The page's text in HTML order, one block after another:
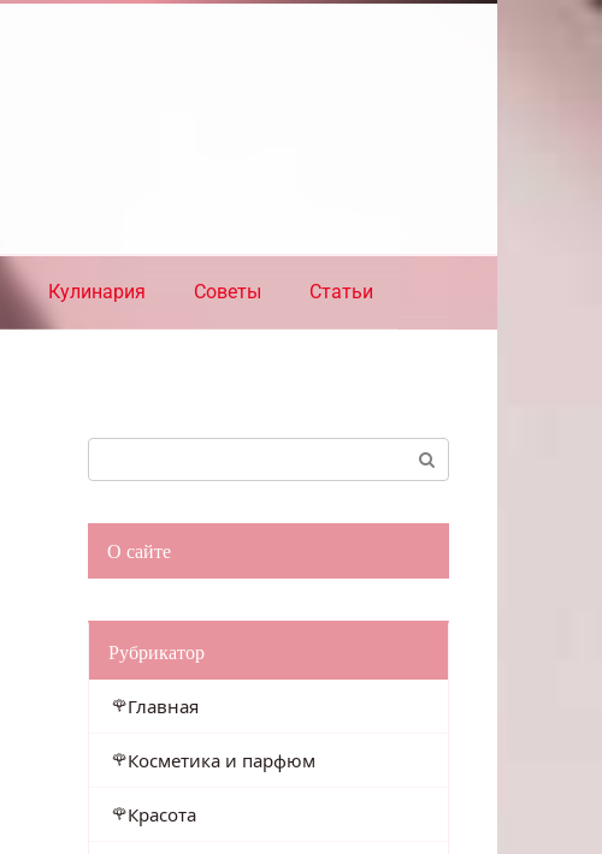
Кулинария Советы Статьи
О сайте
Рубрикатор
Главная
Косметика и парфюм
Красота